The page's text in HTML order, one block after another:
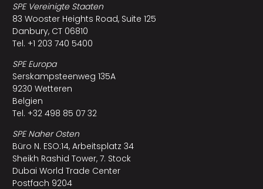
SPE Vereinigte Staaten
83 Wooster Heights Road, Suite 125
Danbury, CT 06810
Tel. +1 203 740 5400
SPE Europa
Serskampsteenweg 135A
9230 Wetteren
Belgien
Tel. +32 498 85 07 32
SPE Naher Osten
Büro N. ESO:14, Arbeitsplatz 34
Sheikh Rashid Tower, 7. Stock
Dubai World Trade Center
Postfach 9204